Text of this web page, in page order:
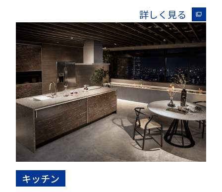
詳しく見る
キッチン